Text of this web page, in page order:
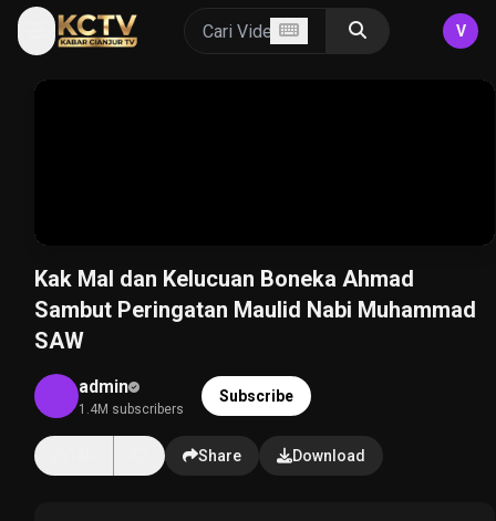
V
Kak Mal dan Kelucuan Boneka Ahmad
Sambut Peringatan Maulid Nabi Muhammad
SAW
admin
1.4M subscribers
Subscribe
Share Download